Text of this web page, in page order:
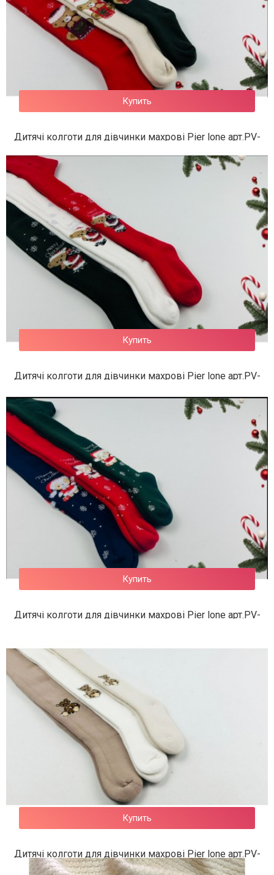
Купить
Дитячі колготи для дівчинки махрові Pier lone арт.PV-
Купить
Дитячі колготи для дівчинки махрові Pier lone арт.PV-
Купить
Дитячі колготи для дівчинки махрові Pier lone арт.PV-
Купить
Дитячі колготи для дівчинки махрові Pier lone арт.PV-
835